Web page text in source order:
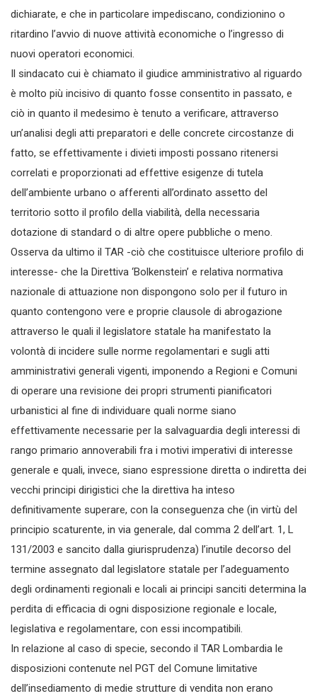
dichiarate, e che in particolare impediscano, condizionino o
ritardino l’avvio di nuove attività economiche o l’ingresso di
nuovi operatori economici.
Il sindacato cui è chiamato il giudice amministrativo al riguardo
è molto più incisivo di quanto fosse consentito in passato, e
ciò in quanto il medesimo è tenuto a verificare, attraverso
un’analisi degli atti preparatori e delle concrete circostanze di
fatto, se effettivamente i divieti imposti possano ritenersi
correlati e proporzionati ad effettive esigenze di tutela
dell’ambiente urbano o afferenti all’ordinato assetto del
territorio sotto il profilo della viabilità, della necessaria
dotazione di standard o di altre opere pubbliche o meno.
Osserva da ultimo il TAR -ciò che costituisce ulteriore profilo di
interesse- che la Direttiva ‘Bolkenstein’ e relativa normativa
nazionale di attuazione non dispongono solo per il futuro in
quanto contengono vere e proprie clausole di abrogazione
attraverso le quali il legislatore statale ha manifestato la
volontà di incidere sulle norme regolamentari e sugli atti
amministrativi generali vigenti, imponendo a Regioni e Comuni
di operare una revisione dei propri strumenti pianificatori
urbanistici al fine di individuare quali norme siano
effettivamente necessarie per la salvaguardia degli interessi di
rango primario annoverabili fra i motivi imperativi di interesse
generale e quali, invece, siano espressione diretta o indiretta dei
vecchi principi dirigistici che la direttiva ha inteso
definitivamente superare, con la conseguenza che (in virtù del
principio scaturente, in via generale, dal comma 2 dell’art. 1, L
131/2003 e sancito dalla giurisprudenza) l’inutile decorso del
termine assegnato dal legislatore statale per l’adeguamento
degli ordinamenti regionali e locali ai principi sanciti determina la
perdita di efficacia di ogni disposizione regionale e locale,
legislativa e regolamentare, con essi incompatibili.
In relazione al caso di specie, secondo il TAR Lombardia le
disposizioni contenute nel PGT del Comune limitative
dell’insediamento di medie strutture di vendita non erano